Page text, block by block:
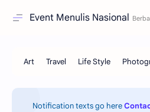
Event Menulis Nasional
Notification texts go here